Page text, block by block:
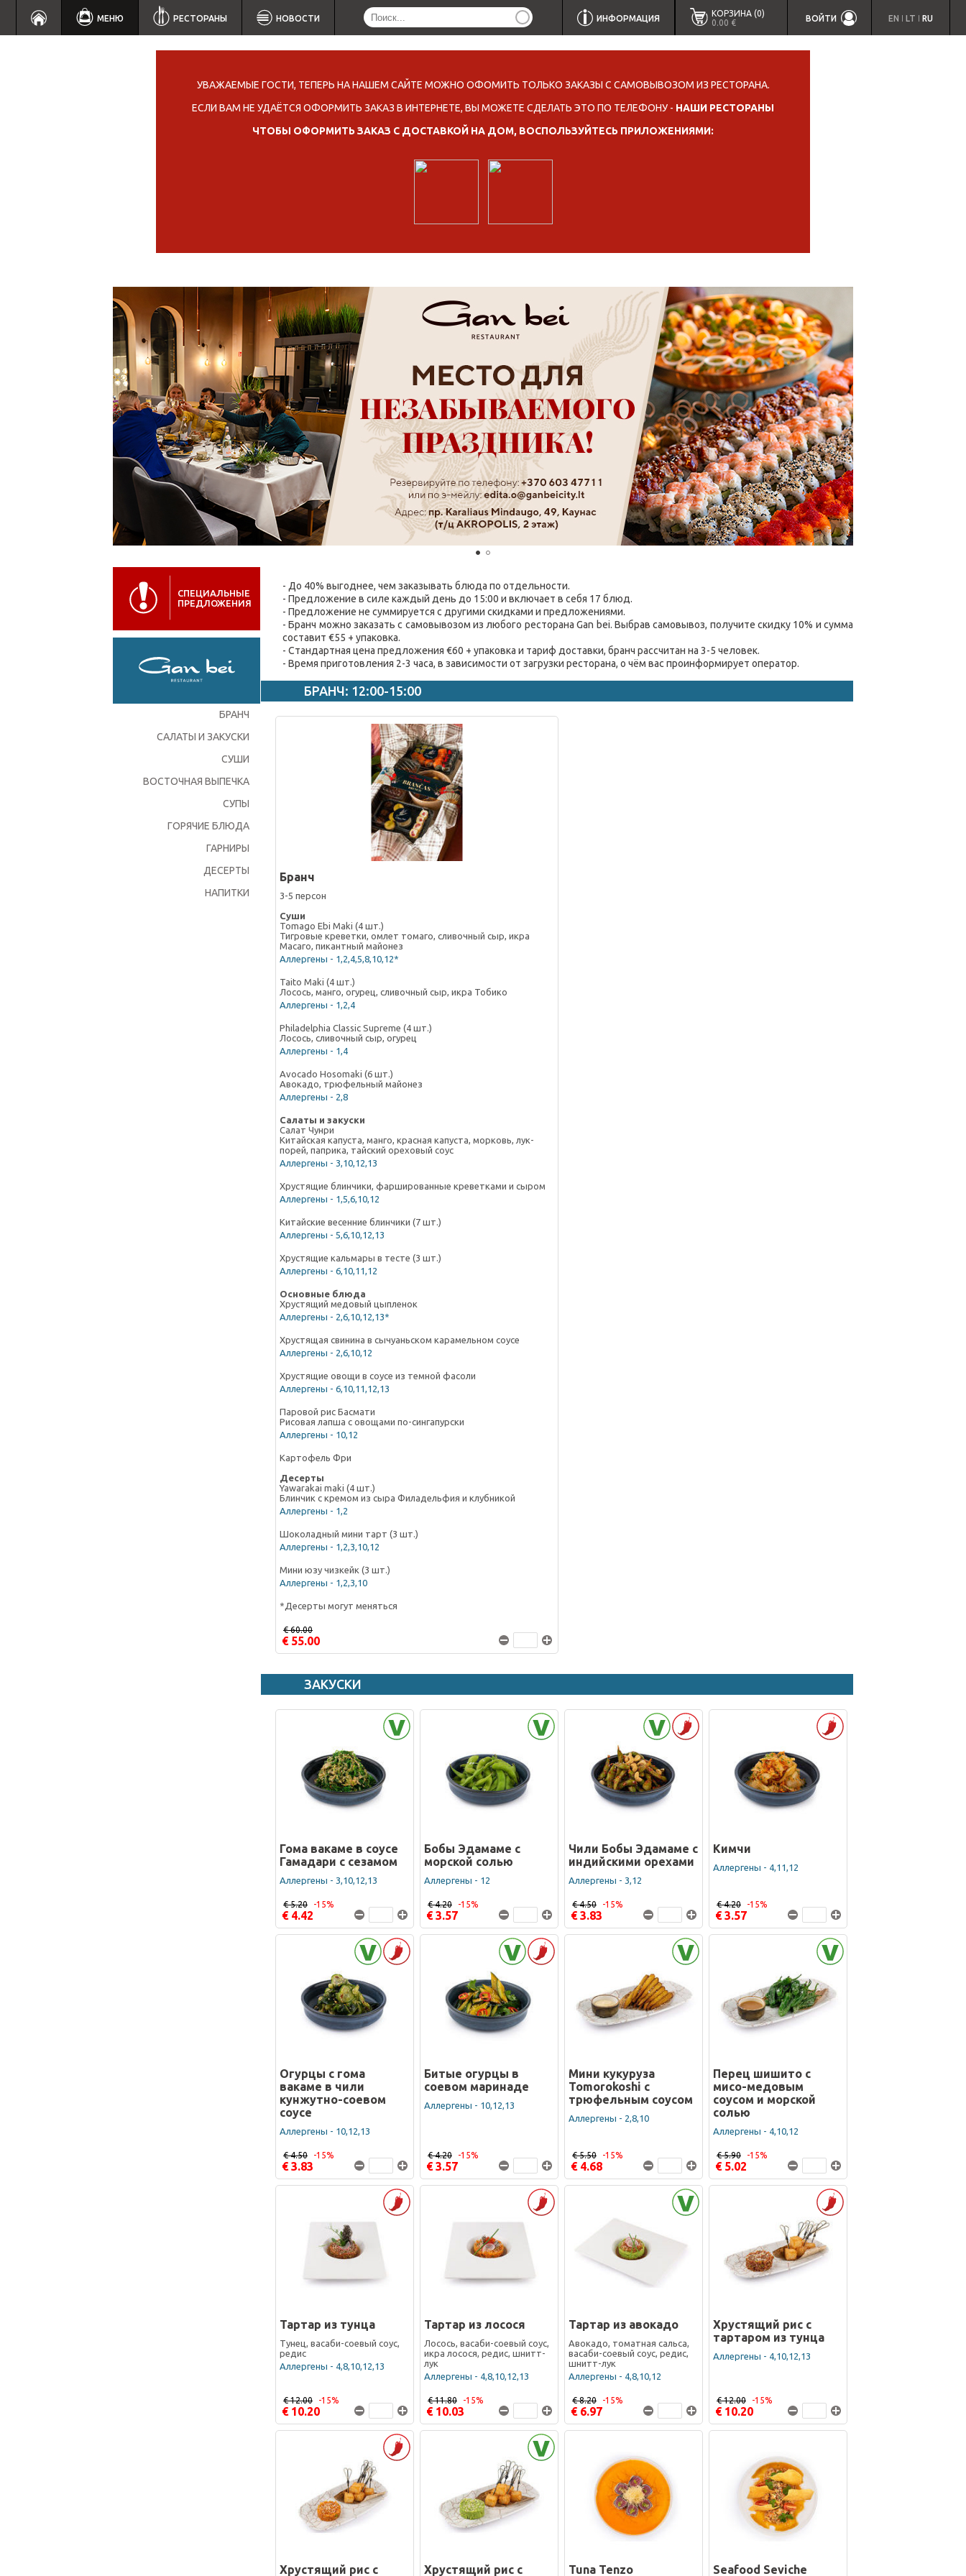
МЕНЮ РЕСТОРАНЫ НОВОСТИ ИНФОРМАЦИЯ
КОРЗИНА (0)
0.00 €
ВОЙТИ EN LT RU
УВАЖАЕМЫЕ ГОСТИ, ТЕПЕРЬ НА НАШЕМ САЙТЕ МОЖНО ОФОМИТЬ ТОЛЬКО ЗАКАЗЫ С САМОВЫВОЗОМ ИЗ РЕСТОРАНА.
ЕСЛИ ВАМ НЕ УДАЁТСЯ ОФОРМИТЬ ЗАКАЗ В ИНТЕРНЕТЕ, ВЫ МОЖЕТЕ СДЕЛАТЬ ЭТО ПО ТЕЛЕФОНУ - НАШИ РЕСТОРАНЫ
ЧТОБЫ ОФОРМИТЬ ЗАКАЗ С ДОСТАВКОЙ НА ДОМ, ВОСПОЛЬЗУЙТЕСЬ ПРИЛОЖЕНИЯМИ:
СПЕЦИАЛЬНЫЕ
ПРЕДЛОЖЕНИЯ
БРАНЧ
САЛАТЫ И ЗАКУСКИ
СУШИ
ВОСТОЧНАЯ ВЫПЕЧКА
СУПЫ
ГОРЯЧИЕ БЛЮДА
ГАРНИРЫ
ДЕСЕРТЫ
НАПИТКИ
- До 40% выгоднее, чем заказывать блюда по отдельности.
- Предложение в силе каждый день до 15:00 и включает в себя 17 блюд.
- Предложение не суммируется с другими скидками и предложениями.
- Бранч можно заказать с самовывозом из любого ресторана Gan bei. Выбрав самовывоз, получите скидку 10% и сумма
составит €55 + упаковка.
- Стандартная цена предложения €60 + упаковка и тариф доставки, бранч рассчитан на 3-5 человек.
- Время приготовления 2-3 часа, в зависимости от загрузки ресторана, о чём вас проинформирует оператор.
БРАНЧ: 12:00-15:00
Бранч
3-5 персон
Суши
Tomago Ebi Maki (4 шт.)
Тигровые креветки, омлет томаго, сливочный сыр, икра
Масаго, пикантный майонез
Аллергены - 1,2,4,5,8,10,12*
Taito Maki (4 шт.)
Лосось, манго, огурец, сливочный сыр, икра Тобико
Аллергены - 1,2,4
Philadelphia Classic Supreme (4 шт.)
Лосось, сливочный сыр, огурец
Аллергены - 1,4
Avocado Hosomaki (6 шт.)
Авокадо, трюфельный майонез
Аллергены - 2,8
Салаты и закуски
Салат Чунри
Китайская капуста, манго, красная капуста, морковь, лук-
порей, паприка, тайский ореховый соус
Аллергены - 3,10,12,13
Хрустящие блинчики, фаршированные креветками и сыром
Аллергены - 1,5,6,10,12
Китайские весенние блинчики (7 шт.)
Аллергены - 5,6,10,12,13
Хрустящие кальмары в тесте (3 шт.)
Аллергены - 6,10,11,12
Основные блюда
Хрустящий медовый цыпленок
Аллергены - 2,6,10,12,13*
Хрустящая свинина в сычуаньском карамельном соусе
Аллергены - 2,6,10,12
Хрустящие овощи в соусе из темной фасоли
Аллергены - 6,10,11,12,13
Паровой рис Басмати
Рисовая лапша с овощами по-сингапурски
Аллергены - 10,12
Картофель Фри
Десерты
Yawarakai maki (4 шт.)
Блинчик с кремом из сыра Филадельфия и клубникой
Аллергены - 1,2
Шоколадный мини тарт (3 шт.)
Аллергены - 1,2,3,10,12
Мини юзу чизкейк (3 шт.)
Аллергены - 1,2,3,10
*Десерты могут меняться
€ 55.00
€ 60.00
ЗАКУСКИ
Гома вакаме в соусе
Гамадари с сезамом
Аллергены - 3,10,12,13
€ 4.42
€ 5.20 -15%
Бобы Эдамамe с
морской солью
Аллергены - 12
€ 3.57
€ 4.20 -15%
Чили Бобы Эдамаме с
индийскими орехами
Аллергены - 3,12
€ 3.83
€ 4.50 -15%
Кимчи
Аллергены - 4,11,12
€ 3.57
€ 4.20 -15%
Огурцы с гома
вакаме в чили
кунжутно-соевом
соусе
Аллергены - 10,12,13
€ 3.83
€ 4.50 -15%
Битые огурцы в
соевом маринаде
Аллергены - 10,12,13
€ 3.57
€ 4.20 -15%
Мини кукуруза
Tomorokoshi с
трюфельным соусом
Аллергены - 2,8,10
€ 4.68
€ 5.50 -15%
Перец шишито с
мисо-медовым
соусом и морской
солью
Аллергены - 4,10,12
€ 5.02
€ 5.90 -15%
Тартар из тунца
Тунец, васаби-соевый соус,
редис
Аллергены - 4,8,10,12,13
€ 10.20
€ 12.00 -15%
Тартар из лосося
Лосось, васаби-соевый соус,
икра лосося, редис, шнитт-
лук
Аллергены - 4,8,10,12,13
€ 10.03
€ 11.80 -15%
Тартар из авокадо
Авокадо, томатная сальса,
васаби-соевый соус, редис,
шнитт-лук
Аллергены - 4,8,10,12
€ 6.97
€ 8.20 -15%
Хрустящий рис с
тартаром из тунца
Аллергены - 4,10,12,13
€ 10.20
€ 12.00 -15%
Хрустящий рис с
Хрустящий рис с
Tuna Tenzo Seafood Seviche